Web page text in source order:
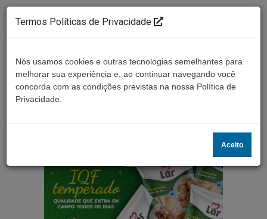
Termos Políticas de Privacidade
Nós usamos cookies e outras tecnologias semelhantes para
melhorar sua experiência e, ao continuar navegando você
concorda com as condições previstas na nossa Política de
Privacidade.
Aceito